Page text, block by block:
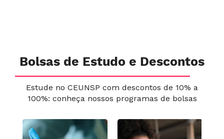
Bolsas de Estudo e Descontos
Estude no CEUNSP com descontos de 10% a
100%: conheça nossos programas de bolsas